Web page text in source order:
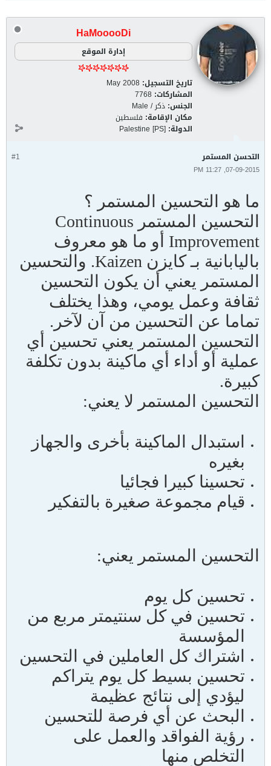
HaMooooDi
إدارة الموقع
تاريخ التسجيل: May 2008
المشاركات: 7768
الجنس: ذكر / Male
مكان الإقامة: فلسطين
الدولة: Palestine [PS]
#1 التحسن المستمر
07-09-2015, 11:27 PM
ما هو التحسين المستمر ؟
التحسين المستمر Continuous
Improvement أو ما هو معروف
باليابانية بـ كايزن Kaizen. والتحسين
المستمر يعني أن يكون التحسين
ثقافة وعمل يومي، وهذا يختلف
تماما عن التحسين من آن لآخر.
التحسين المستمر يعني تحسين أي
عملية أو أداء أي ماكينة بدون تكلفة
كبيرة.
التحسين المستمر لا يعني:
استبدال الماكينة بأخرى والجهاز
بغيره
تحسينا كبيرا فجائيا
قيام مجموعة صغيرة بالتفكير
التحسين المستمر يعني:
تحسين كل يوم
تحسين في كل سنتيمتر مربع من
المؤسسة
اشتراك كل العاملين في التحسين
تحسين بسيط كل يوم يتراكم
ليؤدي إلى نتائج عظيمة
البحث عن أي فرصة للتحسين
رؤية الفواقد والعمل على
التخلص منها